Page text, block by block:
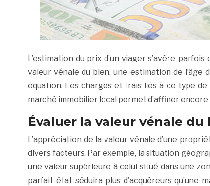
L’estimation du prix d’un viager s’avère
valeur vénale du bien, une estimation de l’âge
équation. Les charges et frais liés à ce type
marché immobilier local permet d’affiner
Évaluer la valeur vénale du
L’appréciation de la valeur vénale d’une
divers facteurs. Par exemple, la situation
une valeur supérieure à celui situé dans une
parfait état séduira plus d’acquéreurs